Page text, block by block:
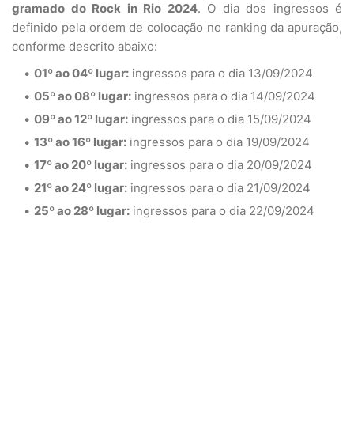
gramado do Rock in Rio 2024. O dia dos ingressos é
definido pela ordem de colocação no ranking da apuração,
conforme descrito abaixo:
01º ao 04º lugar: ingressos para o dia 13/09/2024
05º ao 08º lugar: ingressos para o dia 14/09/2024
09º ao 12º lugar: ingressos para o dia 15/09/2024
13º ao 16º lugar: ingressos para o dia 19/09/2024
17º ao 20º lugar: ingressos para o dia 20/09/2024
21º ao 24º lugar: ingressos para o dia 21/09/2024
25º ao 28º lugar: ingressos para o dia 22/09/2024